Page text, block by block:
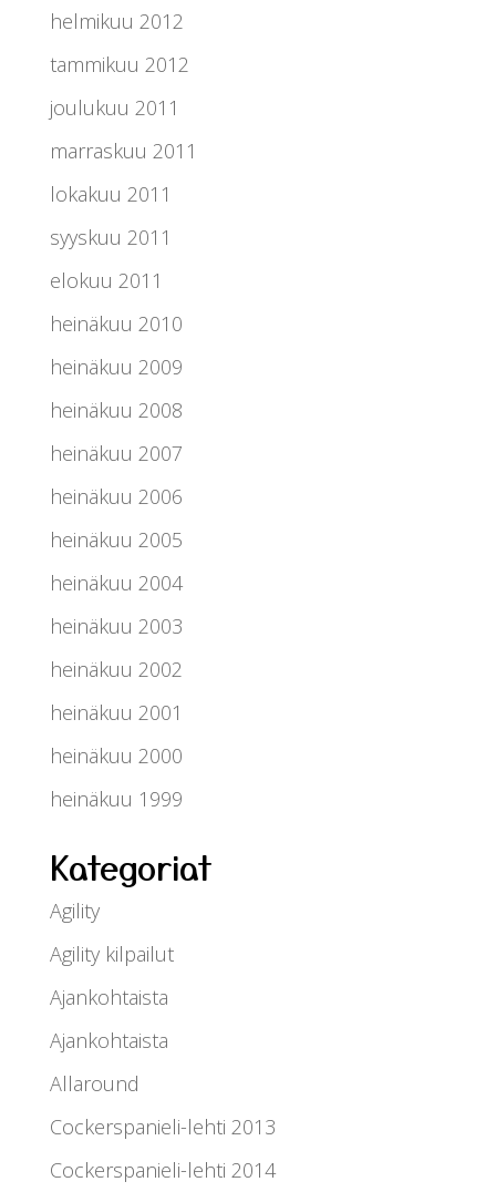
helmikuu 2012
tammikuu 2012
joulukuu 2011
marraskuu 2011
lokakuu 2011
syyskuu 2011
elokuu 2011
heinäkuu 2010
heinäkuu 2009
heinäkuu 2008
heinäkuu 2007
heinäkuu 2006
heinäkuu 2005
heinäkuu 2004
heinäkuu 2003
heinäkuu 2002
heinäkuu 2001
heinäkuu 2000
heinäkuu 1999
Kategoriat
Agility
Agility kilpailut
Ajankohtaista
Ajankohtaista
Allaround
Cockerspanieli-lehti 2013
Cockerspanieli-lehti 2014